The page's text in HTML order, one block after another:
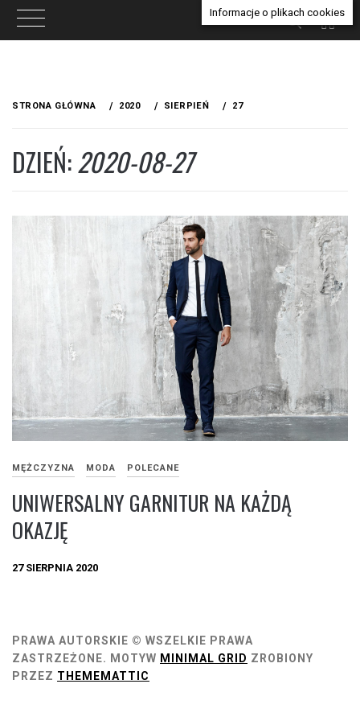
STRONA GŁÓWNA 2020 SIERPIEŃ 27
DZIEŃ:2020-08-27
MĘŻCZYZNA MODA POLECANE
UNIWERSALNY GARNITUR NA KAŻDĄ
OKAZJĘ
27 SIERPNIA 2020
PRAWA AUTORSKIE © WSZELKIE PRAWA
ZASTRZEŻONE. MOTYW MINIMAL GRID ZROBIONY
PRZEZ THEMEMATTIC
Informacje o plikach cookies